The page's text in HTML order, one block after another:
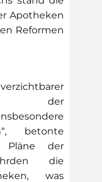
Apotheken
Reformen
der
betonte
Pläne der
die
was